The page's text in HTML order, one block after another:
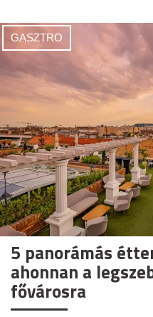
GASZTRO
5 panorámás
ahonnan a
fővárosra